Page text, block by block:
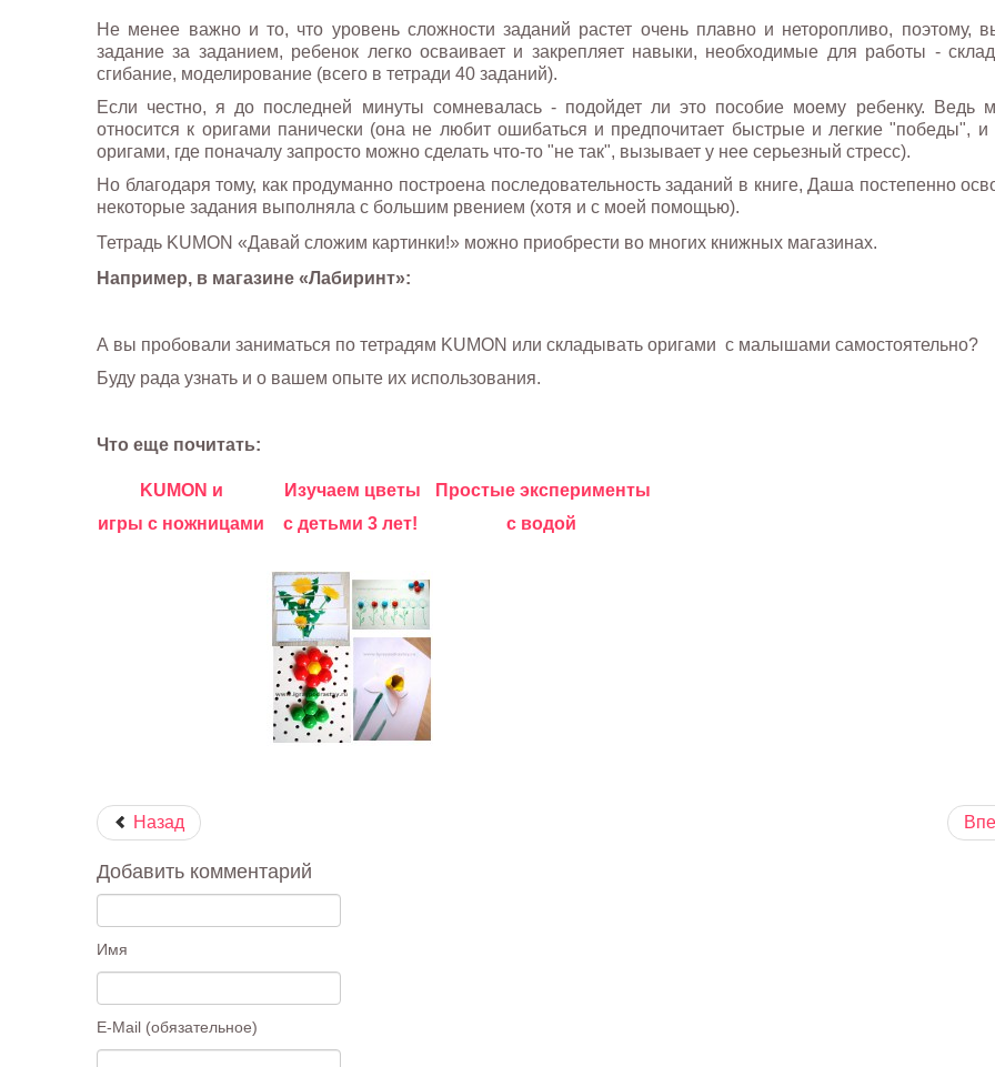
Не менее важно и то, что уровень сложности заданий растет очень плавно и неторопливо, поэтому,
задание за заданием, ребенок легко осваивает и закрепляет навыки, необходимые для работы -
сгибание, моделирование (всего в тетради 40 заданий).
Если честно, я до последней минуты сомневалась - подойдет ли это пособие моему ребенку. Ведь
относится к оригами панически (она не любит ошибаться и предпочитает быстрые и легкие "победы", и
оригами, где поначалу запросто можно сделать что-то "не так", вызывает у нее серьезный стресс).
Но благодаря тому, как продуманно построена последовательность заданий в книге, Даша постепенно
некоторые задания выполняла с большим рвением (хотя и с моей помощью).
Тетрадь KUMON «Давай сложим картинки!» можно приобрести во многих книжных магазинах.
Например, в магазине «Лабиринт»:
А вы пробовали заниматься по тетрадям KUMON или складывать оригами с малышами самостоятельно?
Буду рада узнать и о вашем опыте их использования.
Что еще почитать:
KUMON и
игры с ножницами
Изучаем цветы
с детьми 3 лет!
Простые эксперименты
с водой
Назад
Добавить комментарий
Имя
E-Mail (обязательное)